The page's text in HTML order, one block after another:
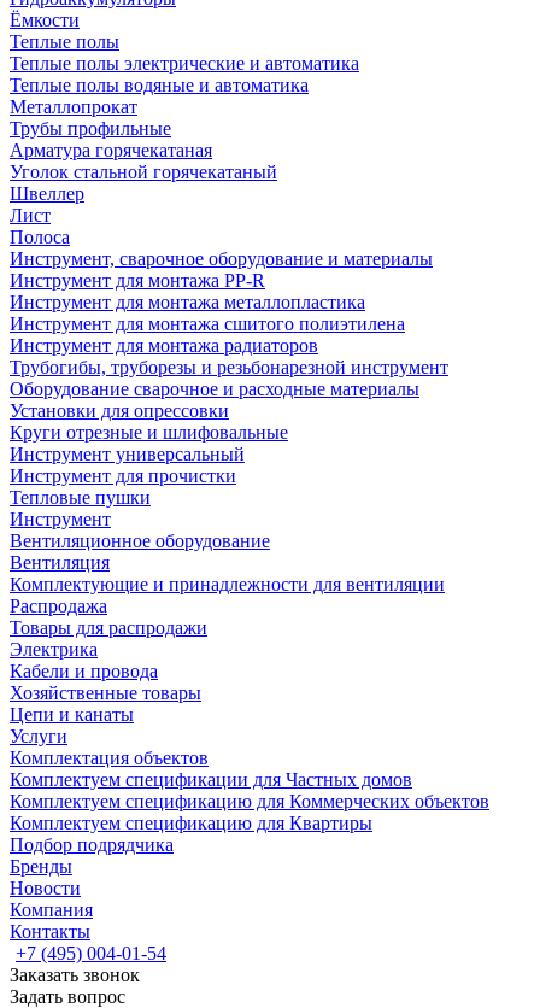
Ёмкости
Теплые полы
Теплые полы электрические и автоматика
Теплые полы водяные и автоматика
Металлопрокат
Трубы профильные
Арматура горячекатаная
Уголок стальной горячекатаный
Швеллер
Лист
Полоса
Инструмент, сварочное оборудование и материалы
Инструмент для монтажа PP-R
Инструмент для монтажа металлопластика
Инструмент для монтажа сшитого полиэтилена
Инструмент для монтажа радиаторов
Трубогибы, труборезы и резьбонарезной инструмент
Оборудование сварочное и расходные материалы
Установки для опрессовки
Круги отрезные и шлифовальные
Инструмент универсальный
Инструмент для прочистки
Тепловые пушки
Инструмент
Вентиляционное оборудование
Вентиляция
Комплектующие и принадлежности для вентиляции
Распродажа
Товары для распродажи
Электрика
Кабели и провода
Хозяйственные товары
Цепи и канаты
Услуги
Комплектация объектов
Комплектуем спецификации для Частных домов
Комплектуем спецификацию для Коммерческих объектов
Комплектуем спецификацию для Квартиры
Подбор подрядчика
Бренды
Новости
Компания
Контакты
+7 (495) 004-01-54
Заказать звонок
Задать вопрос